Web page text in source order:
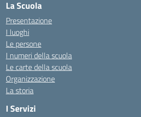
La Scuola
Presentazione
I luoghi
Le persone
I numeri della scuola
Le carte della scuola
Organizzazione
La storia
I Servizi